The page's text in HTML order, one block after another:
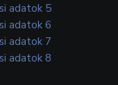
adatok 5
adatok 6
adatok 7
adatok 8